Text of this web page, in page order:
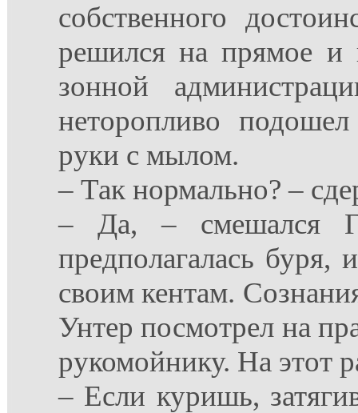
собственного
решился на прямое и
зонной
неторопливо
руки с мылом.
– Так нормально? –
– Да, – смешался
предполагалась буря,
своим кентам.
Унтер посмотрел на
рукомойнику. На этот
– Если куришь,